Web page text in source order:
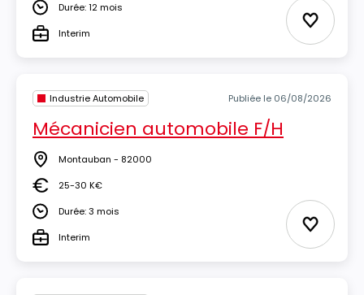
DuréeDurée: 12 mois
TypeInterim Ajouter
Industrie Automobile Publiée le 06/08/2026
Mécanicien automobile F/H
Lieu Montauban - 82000
Salaire25-30 K€
DuréeDurée: 3 mois
TypeInterim Ajouter